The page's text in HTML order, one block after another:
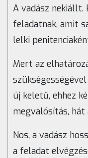
A vadász nekiállt.
feladatnak, amit
lelki
Mert az
új keletű, ehhez
megvalósítás,
Nos, a vadász
a feladat